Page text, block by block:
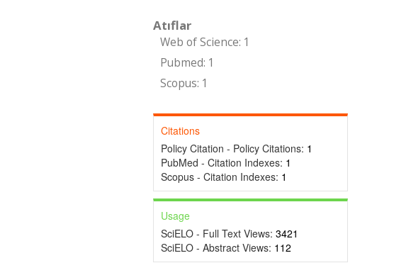
Atıflar
Web of Science: 1
Pubmed: 1
Scopus: 1
Citations
Policy Citation - Policy Citations: 1
PubMed - Citation Indexes: 1
Scopus - Citation Indexes: 1
Usage
SciELO - Full Text Views: 3421
SciELO - Abstract Views: 112